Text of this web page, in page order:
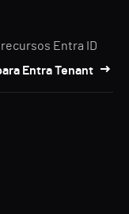
Entra ID
Entra Tenant